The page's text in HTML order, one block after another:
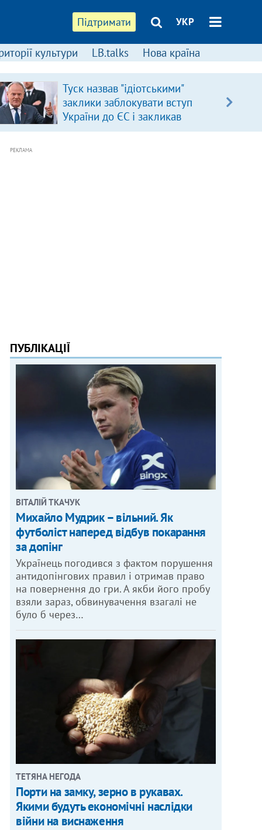
Підтримати УКР
культури LB.talks Нова країна
Туск назвав "ідіотськими"
заклики заблокувати вступ
України до ЄС і закликав
припинити антиукраїнську
РЕКЛАМА
ПУБЛІКАЦІЇ
ВІТАЛІЙ ТКАЧУК
Михайло Мудрик – вільний. Як
футболіст наперед відбув покарання
за допінг
Українець погодився з фактом порушення
антидопінгових правил і отримав право
на повернення до гри. А якби його пробу
взяли зараз, обвинувачення взагалі не
було б через…
ТЕТЯНА НЕГОДА
Порти на замку, зерно в рукавах.
Якими будуть економічні наслідки
війни на виснаження